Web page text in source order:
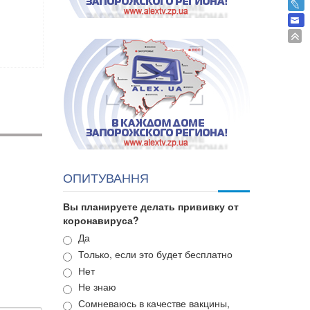
ОПИТУВАННЯ
Вы планируете делать прививку от
коронавируса?
Варианты
Да
Только, если это будет бесплатно
Нет
Не знаю
Сомневаюсь в качестве вакцины,